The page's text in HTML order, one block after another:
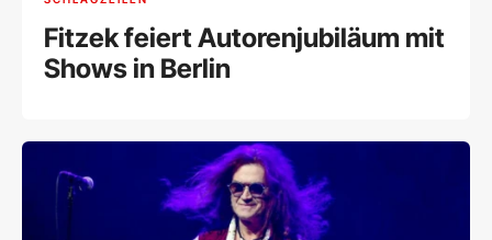
Fitzek feiert Autorenjubiläum mit
Shows in Berlin